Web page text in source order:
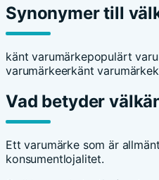
Synonymer till
känt varumärkepopulärt
varumärkeerkänt varumärke
Vad betyder
Ett varumärke som är
konsumentlojalitet.